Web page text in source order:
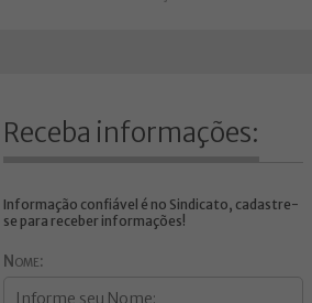
Receba informações:
Informação confiável é no Sindicato, cadastre-
se para receber informações!
Nome: